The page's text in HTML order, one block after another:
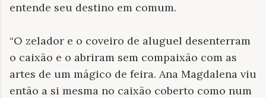
entende seu destino em comum.
“O zelador e o coveiro de aluguel desenterram
o caixão e o abriram sem compaixão com as
artes de um mágico de feira. Ana Magdalena viu
então a si mesma no caixão coberto como num